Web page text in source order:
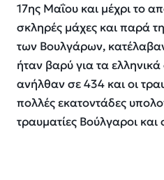
17ης Μαΐου και μέχρι το
σκληρές μάχες και παρά
των Βουλγάρων,
ήταν βαρύ για τα
ανήλθαν σε 434 και οι
πολλές εκατοντάδες
τραυματίες Βούλγαροι